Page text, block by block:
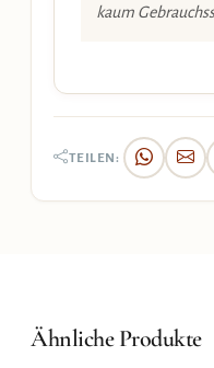
kaum
TEILEN:
Ähnliche Produkte